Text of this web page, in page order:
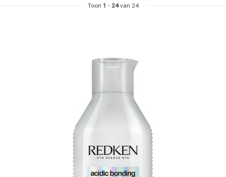
Toon 1 - 24van 24